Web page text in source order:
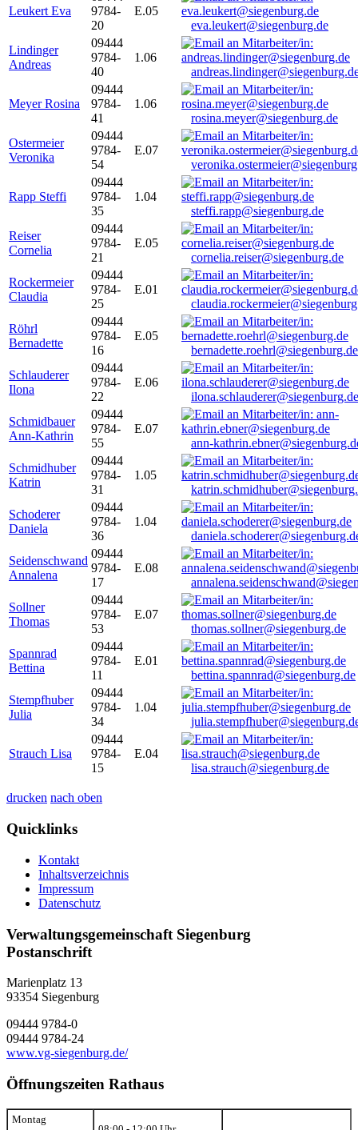
Leukert Eva
9784-
20
E.05
eva.leukert@siegenburg.de
Lindinger
Andreas
09444
9784-
40
1.06
Meyer Rosina
09444
9784-
41
1.06
rosina.meyer@siegenburg.de
Ostermeier
Veronika
09444
9784-
54
E.07
Rapp Steffi
09444
9784-
35
1.04
steffi.rapp@siegenburg.de
Reiser
Cornelia
09444
9784-
21
E.05
cornelia.reiser@siegenburg.de
Rockermeier
Claudia
09444
9784-
25
E.01
Röhrl
Bernadette
09444
9784-
16
E.05
bernadette.roehrl@siegenburg.de
Schlauderer
Ilona
09444
9784-
22
E.06
ilona.schlauderer@siegenburg.de
Schmidbauer
Ann-Kathrin
09444
9784-
55
E.07
ann-
Schmidhuber
Katrin
09444
9784-
31
1.05
Schoderer
Daniela
09444
9784-
36
1.04
Seidenschwand
Annalena
09444
9784-
17
E.08
Sollner
Thomas
09444
9784-
53
E.07
thomas.sollner@siegenburg.de
Spannrad
Bettina
09444
9784-
11
E.01
bettina.spannrad@siegenburg.de
Stempfhuber
Julia
09444
9784-
34
1.04
Strauch Lisa
09444
9784-
15
E.04
lisa.strauch@siegenburg.de
drucken nach oben
Quicklinks
Kontakt
Inhaltsverzeichnis
Impressum
Datenschutz
Verwaltungsgemeinschaft Siegenburg
Postanschrift
Marienplatz 13
93354 Siegenburg
09444 9784-0
09444 9784-24
www.vg-siegenburg.de/
Öffnungszeiten Rathaus
Montag